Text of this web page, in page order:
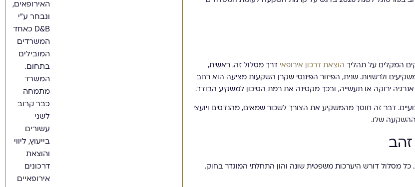
המקלים על תהליך הוצאת דרכון אירופאי דרך מסלול זה. ראשית,
ולרשויות. שנית, הפיזור הפיננסי שקרן השקעות מציעה הוא רחב
ירוקה או תעשייה, ובכך מקטינה את רמת הסיכון למשקיע הבודד.
דבר זה חוסך מהמשקיע את הצורך לשכור שמאים, מהנדסים ויועצי
ההשקעה שלו.
מסלול דורש היערכות משפטית שונה והון התחלתי המוגדר בחוק.
האירופאים,
ונבחר ע"י
D&B כאחד
המשרדים
המובילים
בתחום.
המשרד
מתמחה
כבר קרוב
לשני
עשורים
בייעוץ, ליווי
והוצאת
דרכונים
אירופאיים